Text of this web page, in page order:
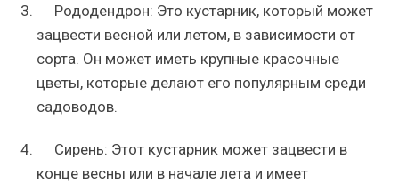
Рододендрон: Это кустарник, который может
зацвести весной или летом, в зависимости от
сорта. Он может иметь крупные красочные
цветы, которые делают его популярным среди
садоводов.
Сирень: Этот кустарник может зацвести в
конце весны или в начале лета и имеет